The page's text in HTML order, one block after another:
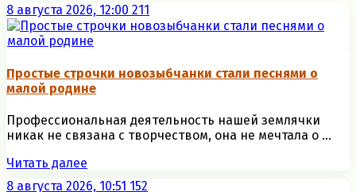
8 августа 2026, 12:00 211
Простые строчки новозыбчанки стали песнями о
малой родине
Профессиональная деятельность нашей землячки
никак не связана с творчеством, она не мечтала о ...
Читать далее
8 августа 2026, 10:51 152